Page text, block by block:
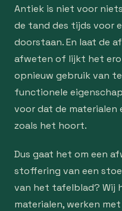
Antiek is niet voor
de tand des tijds voor
doorstaan. En laat de
afweten of lijkt het
opnieuw gebruik van
functionele
voor dat de materialen
zoals het hoort.
Dus gaat het om een
stoffering van een
van het tafelblad? Wij
materialen, werken